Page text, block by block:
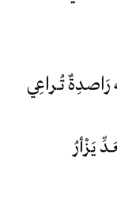
رَاصدِةٌ تُـراعِي
يَزْأرُ